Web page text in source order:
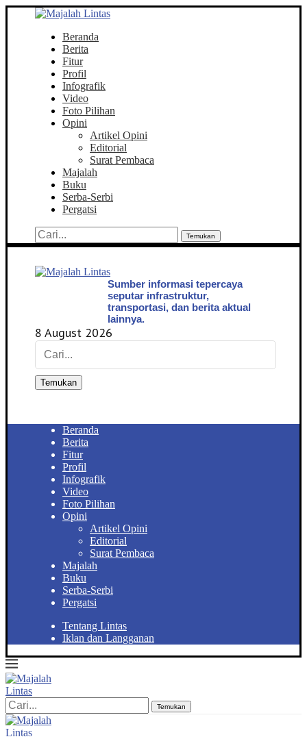
Beranda
Berita
Fitur
Profil
Infografik
Video
Foto Pilihan
Opini
Artikel Opini
Editorial
Surat Pembaca
Majalah
Buku
Serba-Serbi
Pergatsi
Temukan
Sumber informasi tepercaya
seputar infrastruktur,
transportasi, dan berita aktual
lainnya.
8 August 2026
Temukan
Beranda
Berita
Fitur
Profil
Infografik
Video
Foto Pilihan
Opini
Artikel Opini
Editorial
Surat Pembaca
Majalah
Buku
Serba-Serbi
Pergatsi
Tentang Lintas
Iklan dan Langganan
Temukan